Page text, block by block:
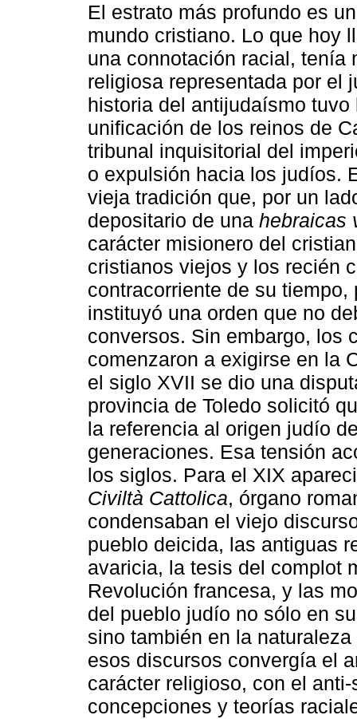
El estrato más profundo es
mundo cristiano. Lo que hoy
una connotación racial, tenía
religiosa representada por el
historia del antijudaísmo
unificación de los reinos de
tribunal inquisitorial del
o expulsión hacia los judíos.
vieja tradición que, por un
depositario de una hebraicas
carácter misionero del
cristianos viejos y los recién
contracorriente de su
instituyó una orden que no
conversos. Sin embargo, los
comenzaron a exigirse en la
el siglo XVII se dio una
provincia de Toledo solicitó
la referencia al origen judío
generaciones. Esa tensión
los siglos. Para el XIX
Civiltà Cattolica, órgano
condensaban el viejo
pueblo deicida, las antiguas
avaricia, la tesis del complot
Revolución francesa, y las
del pueblo judío no sólo en
sino también en la
esos discursos convergía el
carácter religioso, con el
concepciones y teorías